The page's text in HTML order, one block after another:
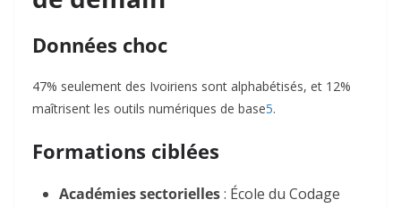
Données choc
47% seulement des Ivoiriens sont alphabétisés, et 12%
maîtrisent les outils numériques de base5.
Formations ciblées
Académies sectorielles: École du Codage